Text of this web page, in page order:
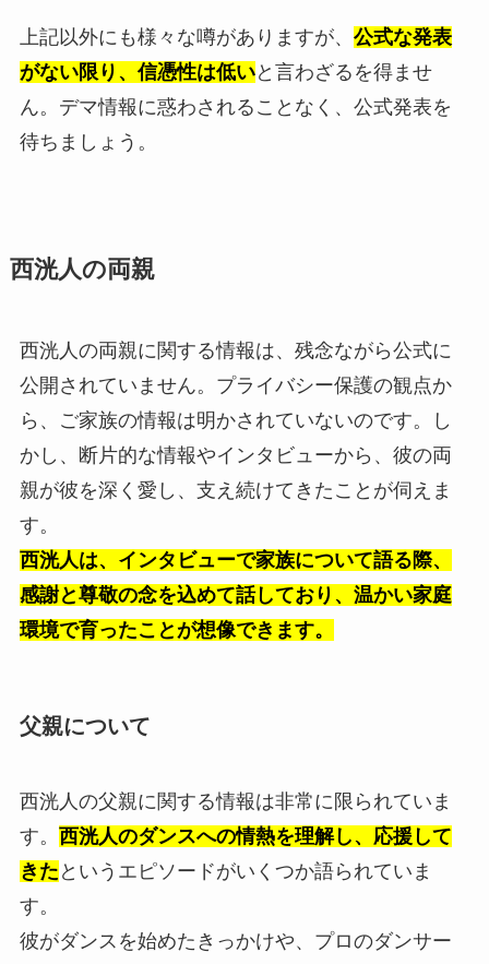
上記以外にも様々な噂がありますが、 公式な発表
がない限り、信憑性は低いと言わざるを得ませ
ん。デマ情報に惑わされることなく、公式発表を
待ちましょう。
西洸人の両親
西洸人の両親に関する情報は、残念ながら公式に
公開されていません。プライバシー保護の観点か
ら、ご家族の情報は明かされていないのです。し
かし、断片的な情報やインタビューから、彼の両
親が彼を深く愛し、支え続けてきたことが伺えま
す。
西洸人は、インタビューで家族について語る際、
感謝と尊敬の念を込めて話しており、温かい家庭
環境で育ったことが想像できます。
父親について
西洸人の父親に関する情報は非常に限られていま
す。 西洸人のダンスへの情熱を理解し、応援して
きた というエピソードがいくつか語られていま
す。
彼がダンスを始めたきっかけや、プロのダンサー